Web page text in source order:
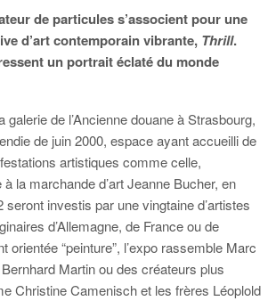
de particules s’associent pour une
d’art contemporain vibrante, Thrill.
un portrait éclaté du monde
galerie de l’Ancienne douane à Strasbourg,
de juin 2000, espace ayant accueilli de
artistiques comme celle,
la marchande d’art Jeanne Bucher, en
seront investis par une vingtaine d’artistes
d’Allemagne, de France ou de
orientée “peinture”, l’expo rassemble Marc
Martin ou des créateurs plus
Christine Camenisch et les frères Léoplold